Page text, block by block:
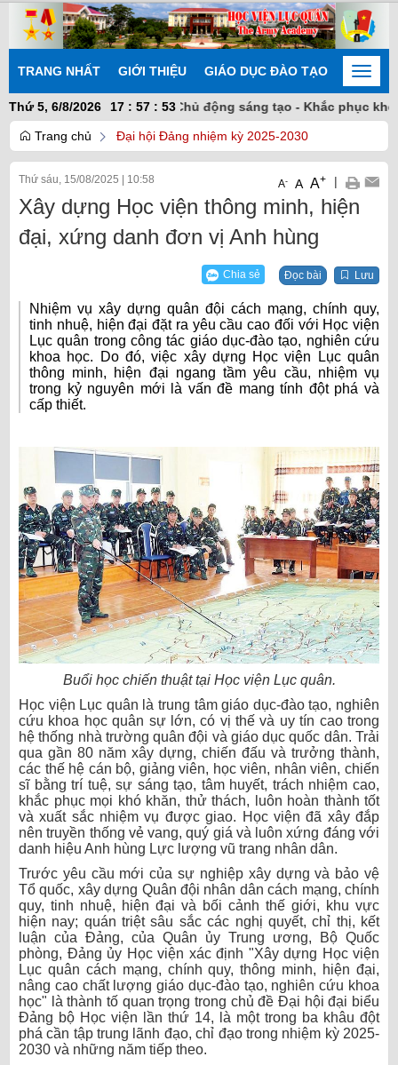
TRANG NHẤT GIỚI THIỆU GIÁO DỤC ĐÀO TẠO
Toggle
Thứ 5, 6/8/2026
17 : 57 : 53
- Đoàn kết nhất trí - Chủ động sáng tạo - Khắc phục khó
Trang chủ Đại hội Đảng nhiệm kỳ 2025-2030
Thứ sáu, 15/08/2025 10:58 A- A A+ |
Xây dựng Học viện thông minh, hiện
đại, xứng danh đơn vị Anh hùng
Chia sẻ Đọc bài Lưu
Nhiệm vụ xây dựng quân đội cách mạng, chính quy,
tinh nhuệ, hiện đại đặt ra yêu cầu cao đối với Học viện
Lục quân trong công tác giáo dục-đào tạo, nghiên cứu
khoa học. Do đó, việc xây dựng Học viện Lục quân
thông minh, hiện đại ngang tầm yêu cầu, nhiệm vụ
trong kỷ nguyên mới là vấn đề mang tính đột phá và
cấp thiết.
Buổi học chiến thuật tại Học viện Lục quân.
Học viện Lục quân là trung tâm giáo dục-đào tạo, nghiên
cứu khoa học quân sự lớn, có vị thế và uy tín cao trong
hệ thống nhà trường quân đội và giáo dục quốc dân. Trải
qua gần 80 năm xây dựng, chiến đấu và trưởng thành,
các thế hệ cán bộ, giảng viên, học viên, nhân viên, chiến
sĩ bằng trí tuệ, sự sáng tạo, tâm huyết, trách nhiệm cao,
khắc phục mọi khó khăn, thử thách, luôn hoàn thành tốt
và xuất sắc nhiệm vụ được giao. Học viện đã xây đắp
nên truyền thống vẻ vang, quý giá và luôn xứng đáng với
danh hiệu Anh hùng Lực lượng vũ trang nhân dân.
Trước yêu cầu mới của sự nghiệp xây dựng và bảo vệ
Tổ quốc, xây dựng Quân đội nhân dân cách mạng, chính
quy, tinh nhuệ, hiện đại và bối cảnh thế giới, khu vực
hiện nay; quán triệt sâu sắc các nghị quyết, chỉ thị, kết
luận của Đảng, của Quân ủy Trung ương, Bộ Quốc
phòng, Đảng ủy Học viện xác định "Xây dựng Học viện
Lục quân cách mạng, chính quy, thông minh, hiện đại,
nâng cao chất lượng giáo dục-đào tạo, nghiên cứu khoa
học" là thành tố quan trọng trong chủ đề Đại hội đại biểu
Đảng bộ Học viện lần thứ 14, là một trong ba khâu đột
phá cần tập trung lãnh đạo, chỉ đạo trong nhiệm kỳ 2025-
2030 và những năm tiếp theo.